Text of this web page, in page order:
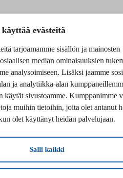
evästeitä
tarjoamamme sisällön ja mainosten
median ominaisuuksien
analysoimiseen. Lisäksi jaamme
ja analytiikka-alan
käytät sivustoamme. Kumppanimme
muihin tietoihin, joita olet antanut
olet käyttänyt heidän palvelujaan.
Salli kaikki